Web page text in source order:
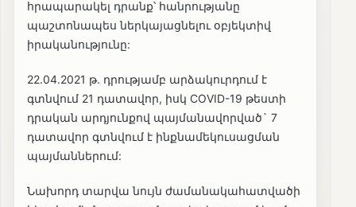
հրապարակել դրանք՝ հանրությանը
պաշտոնապես ներկայացնելու օբյեկտիվ
իրականությունը:
22.04.2021 թ. դրությամբ արձակուրդում է
գտնվում 21 դատավոր, իսկ COVID-19 թեստի
դրական արդյունքով պայմանավորված` 7
դատավոր գտնվում է ինքնամեկուսացման
պայմաններում:
Նախորդ տարվա նույն ժամանակահատվածի